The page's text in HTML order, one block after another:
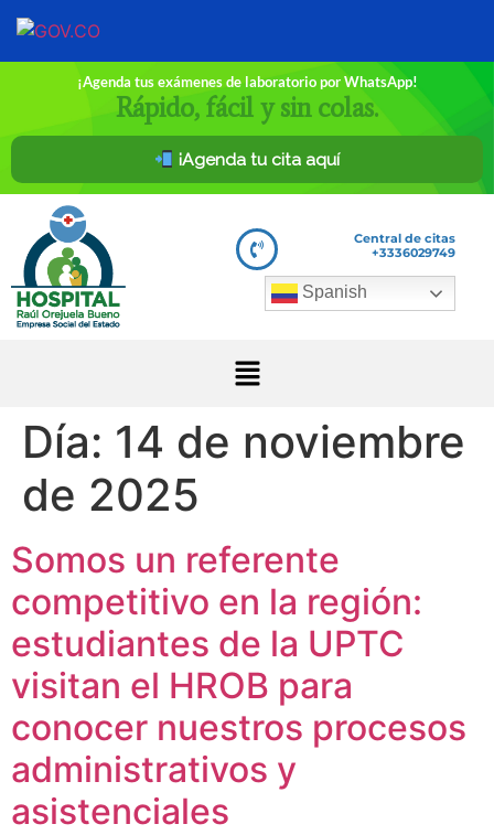
¡Agenda tus exámenes de laboratorio por WhatsApp!
Rápido, fácil y sin colas.
¡Agenda tu cita aquí
Central de citas
+3336029749
Spanish
Día: 14 de noviembre
de 2025
Somos un referente
competitivo en la región:
estudiantes de la UPTC
visitan el HROB para
conocer nuestros procesos
administrativos y
asistenciales